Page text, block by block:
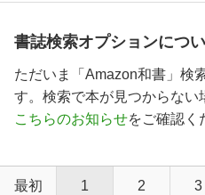
書誌検索オプションにつ
ただいま「Amazon和書」検
す。検索で本が見つからな
こちらのお知らせをご確認く
最初 1 2 3